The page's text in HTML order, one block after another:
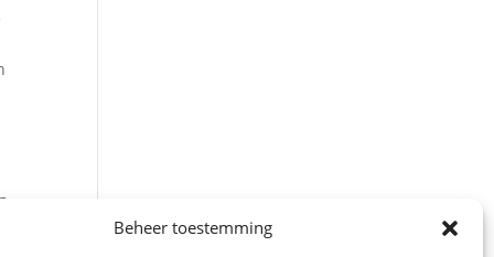
Beheer toestemming